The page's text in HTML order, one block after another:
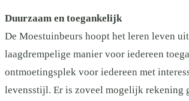
Duurzaam en toegankelijk
De Moestuinbeurs hoopt het leren leven
laagdrempelige manier voor iedereen
ontmoetingsplek voor iedereen met
levensstijl. Er is zoveel mogelijk rekening